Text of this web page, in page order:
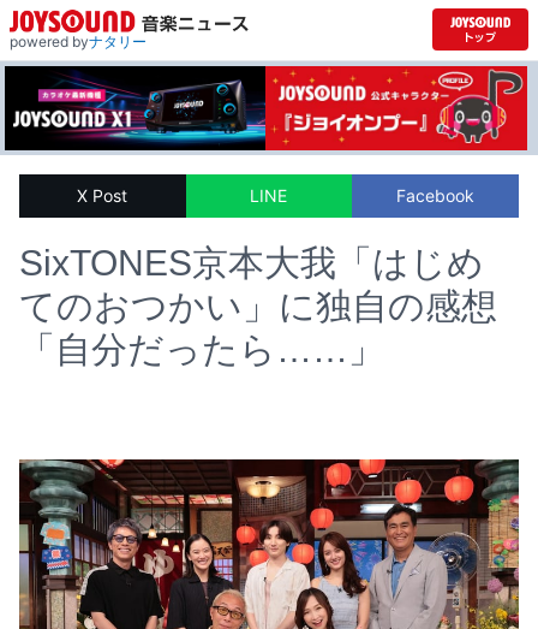
powered byナタリー
X Post LINE Facebook
SixTONES京本大我「はじめ
てのおつかい」に独自の感想
「自分だったら……」